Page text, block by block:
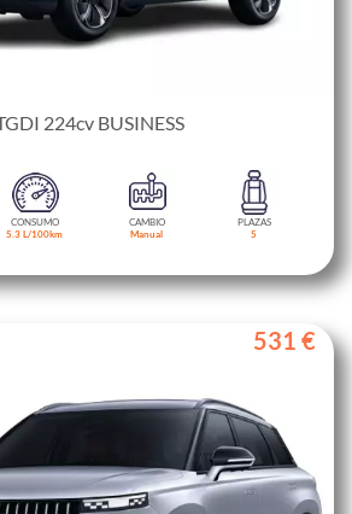
224cv BUSINESS
CONSUMO
5.3 L/100km
CAMBIO
Manual
PLAZAS
5
531 €